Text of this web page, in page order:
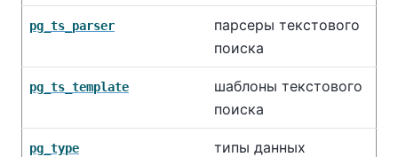
pg_ts_parser
парсеры текстового
поиска
pg_ts_template
шаблоны текстового
поиска
pg_type типы данных